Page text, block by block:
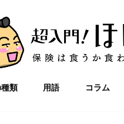
類 用語 コラム